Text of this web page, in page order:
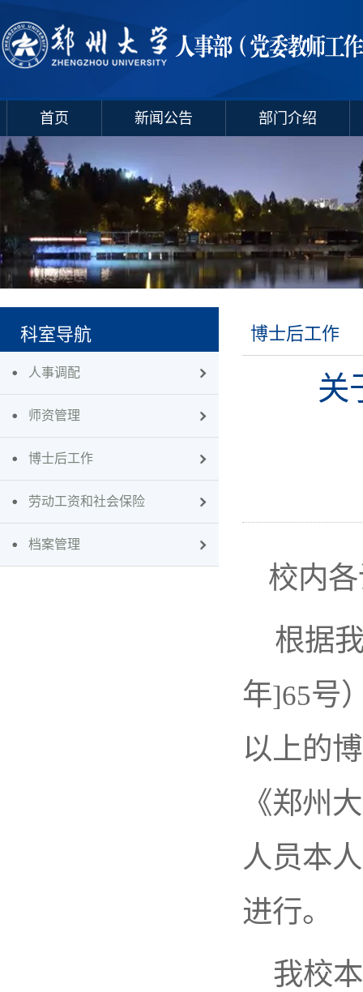
首页 新闻公告 部门介绍
科室导航
人事调配
师资管理
博士后工作
劳动工资和社会保险
档案管理
博士后工作
关
校内
根据
年]65号
以上的
《郑州
人员本
进行。
我校